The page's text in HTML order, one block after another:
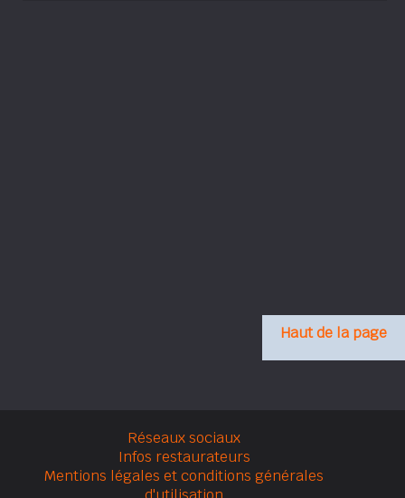
Haut de la page
Réseaux sociaux
Infos restaurateurs
Mentions légales et conditions générales